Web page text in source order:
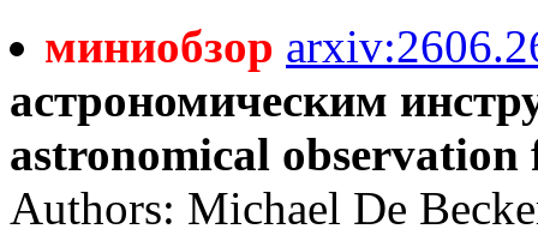
миниобзор
астрономическим
astronomical observation
Authors: Michael De